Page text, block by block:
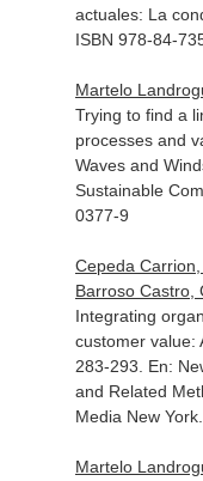
actuales: La
ISBN 978-84-
Martelo
Trying to find a
processes and
Waves and
Sustainable
0377-9
Cepeda
Barroso Castro,
Integrating
customer value:
283-293. En:
and Related
Media New
Martelo